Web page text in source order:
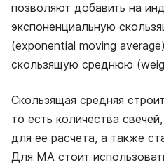
позволяют добавить на
экспоненциальную
(exponential moving
скользящую среднюю
Скользящая средняя
то есть количества
для ее расчета, а также
Для MA стоит